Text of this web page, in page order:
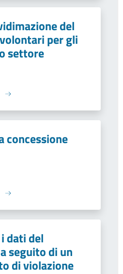
del
per gli
settore
concessione
dati del
seguito di un
di violazione